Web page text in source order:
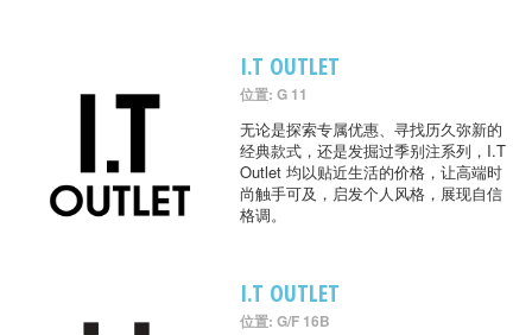
I.T OUTLET
位置: G 11
无论是探索专属优惠、寻找历久弥新的
经典款式，还是发掘过季别注系列，I.T
Outlet 均以贴近生活的价格，让高端时
尚触手可及，启发个人风格，展现自信
格调。
I.T OUTLET
位置: G/F 16B